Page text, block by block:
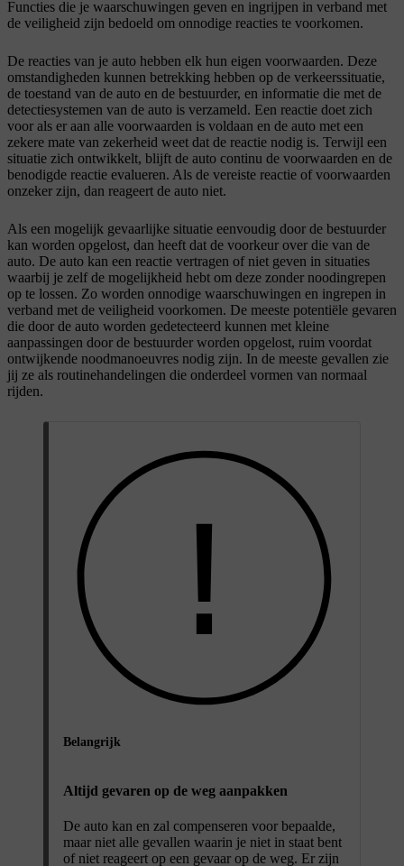
Functies die je waarschuwingen geven en ingrijpen in verband met
de veiligheid zijn bedoeld om onnodige reacties te voorkomen.
De reacties van je auto hebben elk hun eigen voorwaarden. Deze
omstandigheden kunnen betrekking hebben op de verkeerssituatie,
de toestand van de auto en de bestuurder, en informatie die met de
detectiesystemen van de auto is verzameld. Een reactie doet zich
voor als er aan alle voorwaarden is voldaan en de auto met een
zekere mate van zekerheid weet dat de reactie nodig is. Terwijl een
situatie zich ontwikkelt, blijft de auto continu de voorwaarden en de
benodigde reactie evalueren. Als de vereiste reactie of voorwaarden
onzeker zijn, dan reageert de auto niet.
Als een mogelijk gevaarlijke situatie eenvoudig door de bestuurder
kan worden opgelost, dan heeft dat de voorkeur over die van de
auto. De auto kan een reactie vertragen of niet geven in situaties
waarbij je zelf de mogelijkheid hebt om deze zonder noodingrepen
op te lossen. Zo worden onnodige waarschuwingen en ingrepen in
verband met de veiligheid voorkomen. De meeste potentiële gevaren
die door de auto worden gedetecteerd kunnen met kleine
aanpassingen door de bestuurder worden opgelost, ruim voordat
ontwijkende noodmanoeuvres nodig zijn. In de meeste gevallen zie
jij ze als routinehandelingen die onderdeel vormen van normaal
rijden.
Belangrijk
Altijd gevaren op de weg aanpakken
De auto kan en zal compenseren voor bepaalde,
maar niet alle gevallen waarin je niet in staat bent
of niet reageert op een gevaar op de weg. Er zijn